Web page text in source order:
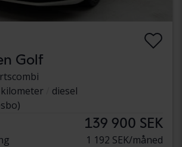
Golf
kilometer
diesel
139 900 SEK
1 192 SEK/måned